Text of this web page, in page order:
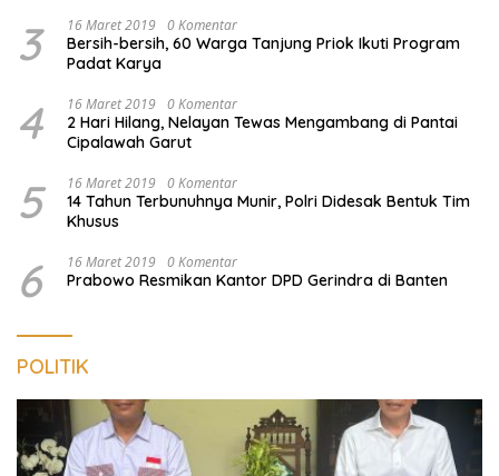
3 16 Maret 2019 0 Komentar
Bersih-bersih, 60 Warga Tanjung Priok Ikuti Program
Padat Karya
4 16 Maret 2019 0 Komentar
2 Hari Hilang, Nelayan Tewas Mengambang di Pantai
Cipalawah Garut
5 16 Maret 2019 0 Komentar
14 Tahun Terbunuhnya Munir, Polri Didesak Bentuk Tim
Khusus
6 16 Maret 2019 0 Komentar
Prabowo Resmikan Kantor DPD Gerindra di Banten
POLITIK